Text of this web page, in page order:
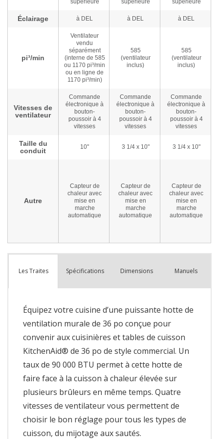
Les Traites Spécifications Dimensions Manuels
Équipez votre cuisine d’une puissante hotte de
ventilation murale de 36 po conçue pour
convenir aux cuisinières et tables de cuisson
KitchenAid® de 36 po de style commercial. Un
taux de 90 000 BTU permet à cette hotte de
faire face à la cuisson à chaleur élevée sur
plusieurs brûleurs en même temps. Quatre
vitesses de ventilateur vous permettent de
choisir le bon réglage pour tous les types de
cuisson, du mijotage aux sautés.